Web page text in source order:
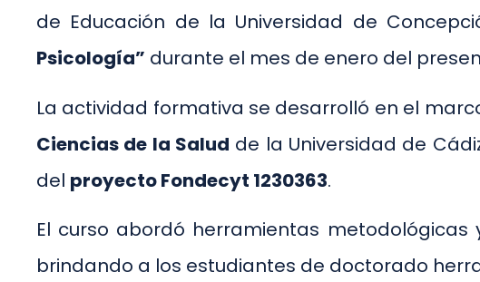
de Educación de la Universidad de
Psicología” durante el mes de enero del
La actividad formativa se desarrolló en el
Ciencias de la Salud de la Universidad de
del proyecto Fondecyt 1230363.
El curso abordó herramientas
brindando a los estudiantes de doctorado